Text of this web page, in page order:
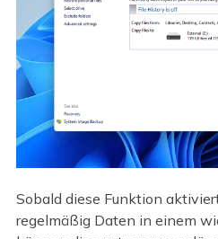
Sobald diese Funktion
regelmäßig Daten in einem